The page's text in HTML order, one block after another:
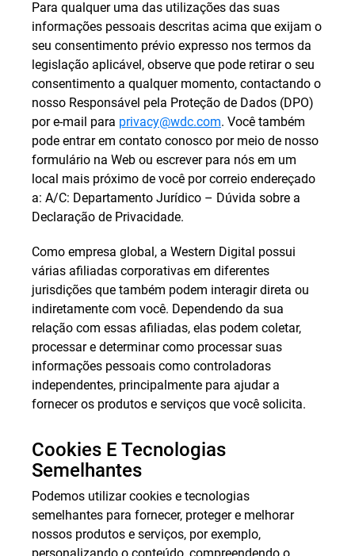
Para qualquer uma das utilizações das suas
informações pessoais descritas acima que exijam o
seu consentimento prévio expresso nos termos da
legislação aplicável, observe que pode retirar o seu
consentimento a qualquer momento, contactando o
nosso Responsável pela Proteção de Dados (DPO)
por e-mail para privacy@wdc.com. Você também
pode entrar em contato conosco por meio de nosso
formulário na Web ou escrever para nós em um
local mais próximo de você por correio endereçado
a: A/C: Departamento Jurídico – Dúvida sobre a
Declaração de Privacidade.
Como empresa global, a Western Digital possui
várias afiliadas corporativas em diferentes
jurisdições que também podem interagir direta ou
indiretamente com você. Dependendo da sua
relação com essas afiliadas, elas podem coletar,
processar e determinar como processar suas
informações pessoais como controladoras
independentes, principalmente para ajudar a
fornecer os produtos e serviços que você solicita.
Cookies E Tecnologias
Semelhantes
Podemos utilizar cookies e tecnologias
semelhantes para fornecer, proteger e melhorar
nossos produtos e serviços, por exemplo,